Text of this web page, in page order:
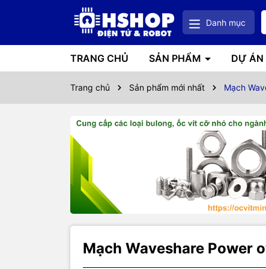
Danh mục
TRANG CHỦ SẢN PHẨM DỰ ÁN
Trang chủ Sản phẩm mới nhất Mạch
Mạch Waveshare Power